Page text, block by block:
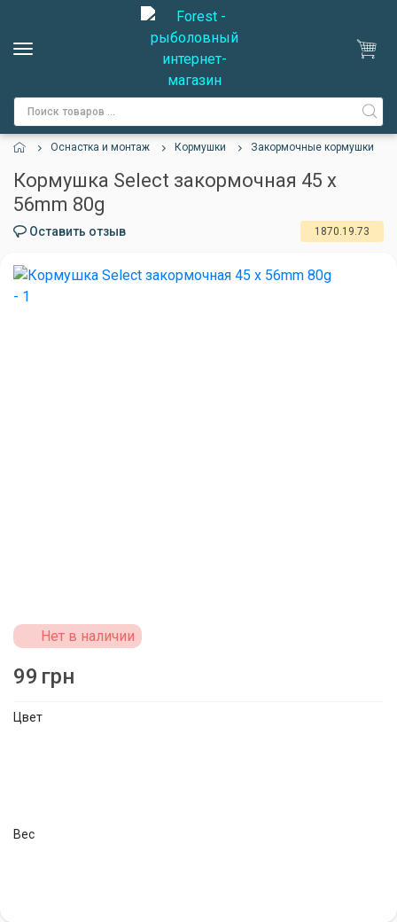
Оснастка и монтаж Кормушки Закормочные кормушки
Кормушка Select закормочная 45 x
56mm 80g
Оставить отзыв 1870.19.73
Цвет
Вес
Нет в наличии
99 грн